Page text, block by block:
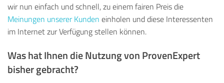
wir nun einfach und schnell, zu einem fairen Preis die
Meinungen unserer Kunden einholen und diese Interessenten
im Internet zur Verfügung stellen können.
Was hat Ihnen die Nutzung von ProvenExpert
bisher gebracht?